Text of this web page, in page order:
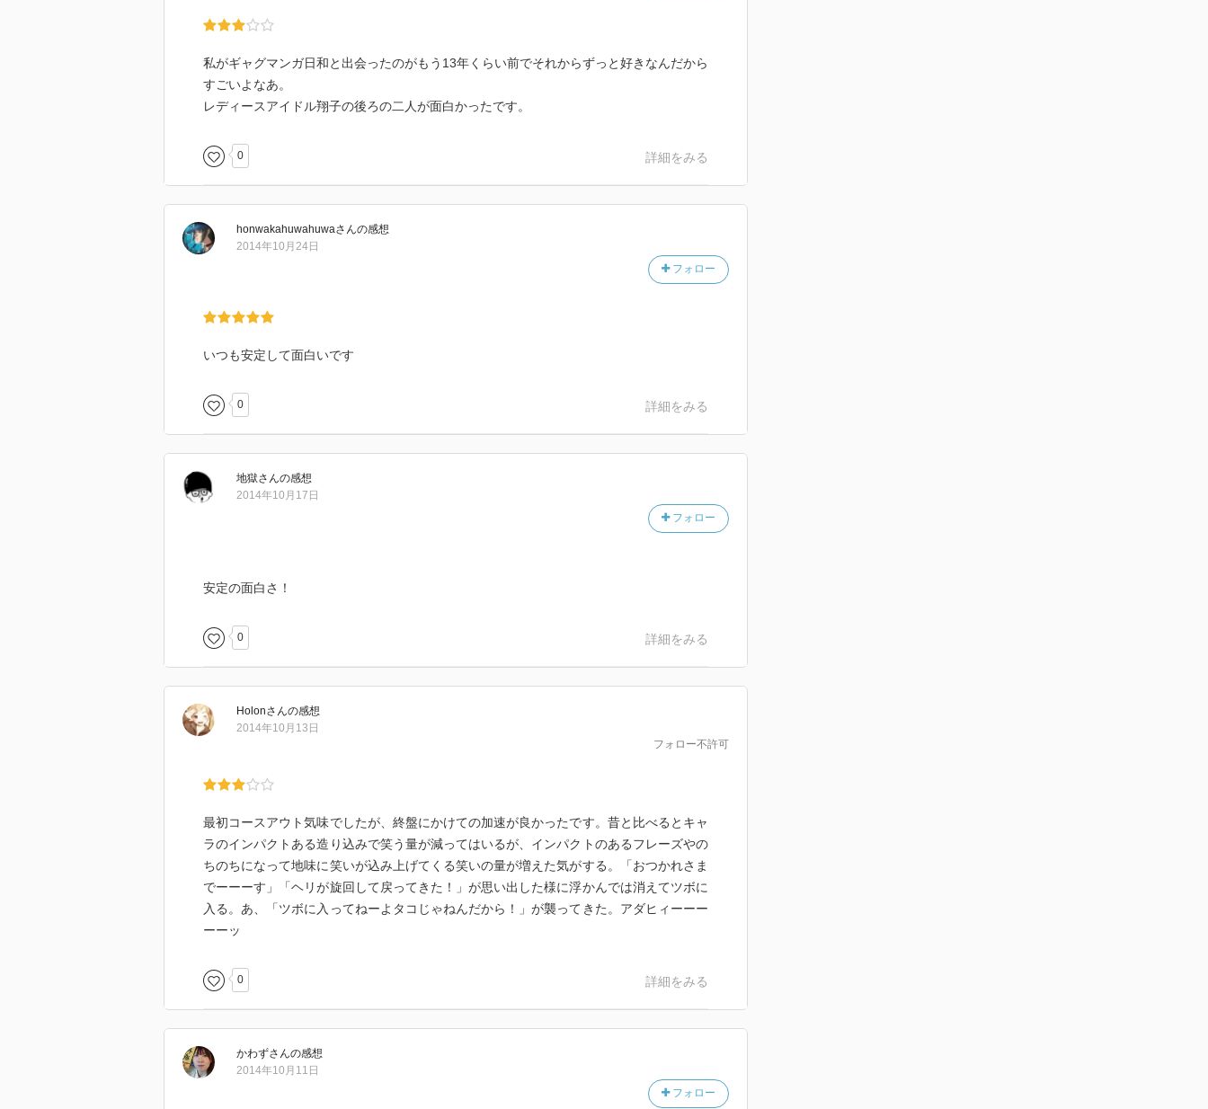
私がギャグマンガ日和と出会ったのがもう13年くらい前でそれからずっと好きなんだから
すごいよなあ。
レディースアイドル翔子の後ろの二人が面白かったです。
0 詳細をみる
honwakahuwahuwaさんの感想
フォロー
2014年10月24日
いつも安定して面白いです
0 詳細をみる
地獄さんの感想
フォロー
2014年10月17日
安定の面白さ！
0 詳細をみる
Holonさんの感想
フォロー不許可
2014年10月13日
最初コースアウト気味でしたが、終盤にかけての加速が良かったです。昔と比べるとキャ
ラのインパクトある造り込みで笑う量が減ってはいるが、インパクトのあるフレーズやの
ちのちになって地味に笑いが込み上げてくる笑いの量が増えた気がする。「おつかれさま
でーーーす」「ヘリが旋回して戻ってきた！」が思い出した様に浮かんでは消えてツボに
入る。あ、「ツボに入ってねーよタコじゃねんだから！」が襲ってきた。アダヒィーーー
ーーッ
0 詳細をみる
かわずさんの感想
フォロー
2014年10月11日